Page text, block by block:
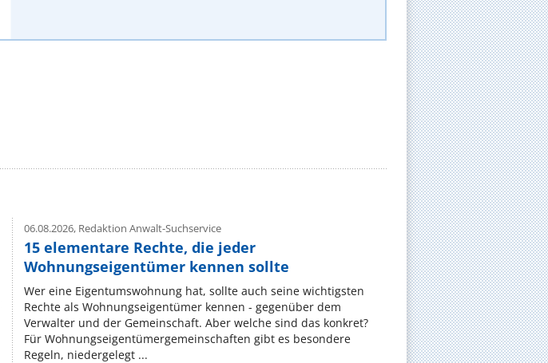
06.08.2026,Redaktion Anwalt-Suchservice
15 elementare Rechte, die jeder
Wohnungseigentümer kennen sollte
Wer eine Eigentumswohnung hat, sollte auch seine wichtigsten
Rechte als Wohnungseigentümer kennen - gegenüber dem
Verwalter und der Gemeinschaft. Aber welche sind das konkret?
Für Wohnungseigentümergemeinschaften gibt es besondere
Regeln, niedergelegt ...